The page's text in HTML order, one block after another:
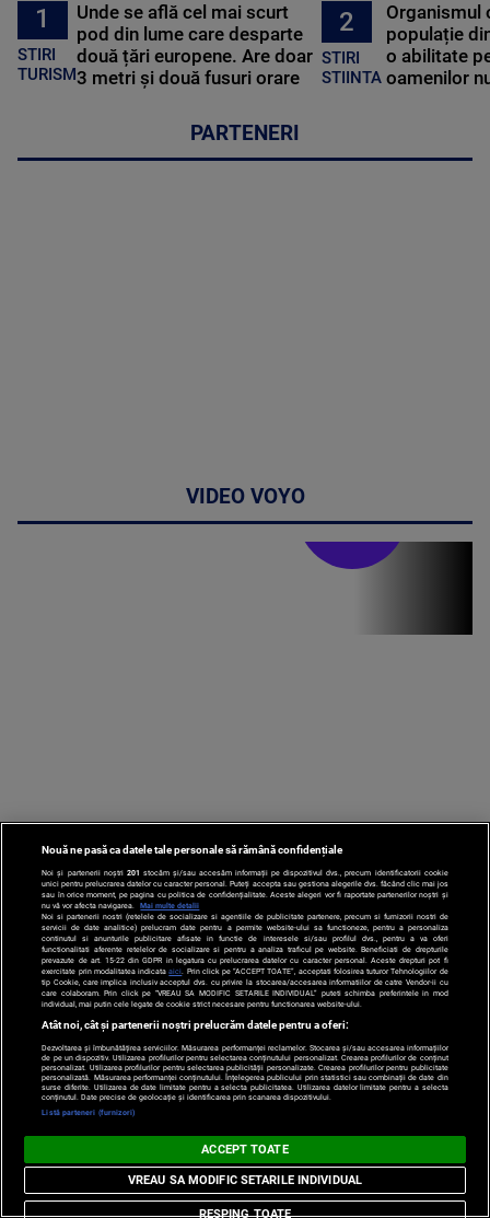
1
STIRI
TURISM
Unde se află cel mai scurt
pod din lume care desparte
două țări europene. Are doar
3 metri și două fusuri orare
2
STIRI
STIINTA
Organismul
populație
o abilitate
oamenilor
PARTENERI
VIDEO VOYO
2026
MAI
MULTE
DETALII
02:32:45
ALTE ȘTIRI
Nouă ne pasă ca datele tale personale să rămână confidențiale
Noi și partenerii noștri 201 stocăm și/sau accesăm informații pe dispozitivul dvs., precum identificatorii cookie
unici pentru prelucrarea datelor cu caracter personal. Puteți accepta sau gestiona alegerile dvs. făcând clic mai jos
sau în orice moment, pe pagina cu politica de confidențialitate. Aceste alegeri vor fi raportate partenerilor noștri și
nu vă vor afecta navigarea.
Mai multe detalii
Noi si partenerii nostri (retelele de socializare si agentiile de publicitate partenere, precum si furnizorii nostri de
servicii de date analitice) prelucram date pentru a permite website-ului sa functioneze, pentru a personaliza
continutul si anunturile publicitare afisate in functie de interesele si/sau profilul dvs., pentru a va oferi
functionalitati aferente retelelor de socializare si pentru a analiza traficul pe website. Beneficiati de drepturile
prevazute de art. 15-22 din GDPR in legatura cu prelucrarea datelor cu caracter personal. Aceste drepturi pot fi
exercitate prin modalitatea indicataaici . Prin click pe “ACCEPT TOATE”, acceptati folosirea tuturor Tehnologiilor de
tip Cookie, care implica inclusiv acceptul dvs. cu privire la stocarea/accesarea informatiilor de catre Vendor-ii cu
care colaboram. Prin click pe “VREAU SA MODIFIC SETARILE INDIVIDUAL” puteti schimba preferintele in mod
individual, mai putin cele legate de cookie strict necesare pentru functionarea website-ului.
Atât noi, cât și partenerii noștri prelucrăm datele pentru a oferi:
Dezvoltarea și îmbunătățirea serviciilor. Măsurarea performanței reclamelor. Stocarea și/sau accesarea informațiilor
de pe un dispozitiv. Utilizarea profilurilor pentru selectarea conținutului personalizat. Crearea profilurilor de conținut
personalizat. Utilizarea profilurilor pentru selectarea publicității personalizate. Crearea profilurilor pentru publicitate
personalizată. Măsurarea performanței conținutului. Înțelegerea publicului prin statistici sau combinații de date din
surse diferite. Utilizarea de date limitate pentru a selecta publicitatea. Utilizarea datelor limitate pentru a selecta
conținutul. Date precise de geolocație și identificarea prin scanarea dispozitivului.
Listă parteneri (furnizori)
ACCEPT TOATE
RESPING TOATE
VREAU SA MODIFIC SETARILE INDIVIDUAL